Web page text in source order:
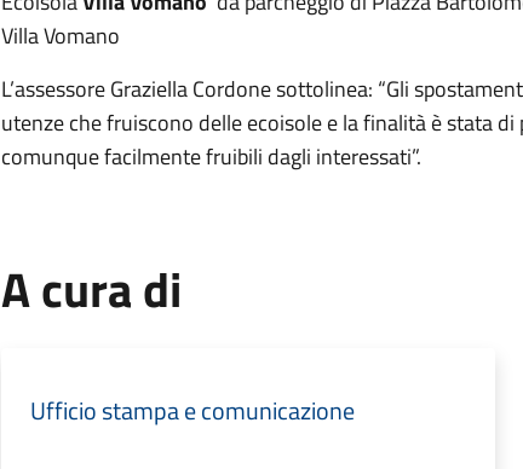
Villa Vomano
L’assessore Graziella Cordone sottolinea: “Gli
utenze che fruiscono delle ecoisole e la finalità è stata
comunque facilmente fruibili dagli interessati”.
A cura di
Ufficio stampa e comunicazione